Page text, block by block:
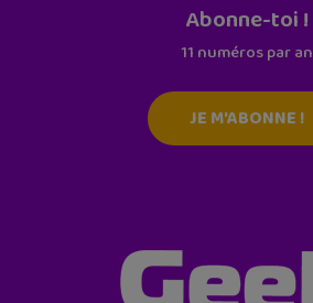
Abonne-toi !
11 numéros par an
JE M'ABONNE !